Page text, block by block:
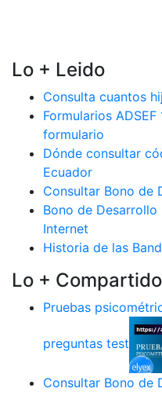
Lo + Leido
Consulta cuantos
Formularios
formulario
Dónde consultar
Ecuador
Consultar Bono de
Bono de
Internet
Historia de las
Lo + Compartido
Pruebas
preguntas test
Consultar Bono de